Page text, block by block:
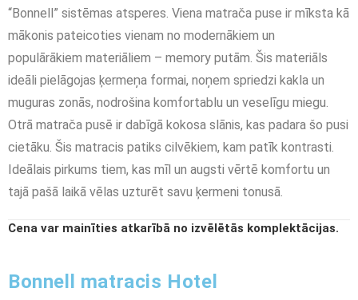
“Bonnell” sistēmas atsperes. Viena matrača puse ir mīksta kā
mākonis pateicoties vienam no modernākiem un
populārākiem materiāliem – memory putām. Šis materiāls
ideāli pielāgojas ķermeņa formai, noņem spriedzi kakla un
muguras zonās, nodrošina komfortablu un veselīgu miegu.
Otrā matrača pusē ir dabīgā kokosa slānis, kas padara šo pusi
cietāku. Šis matracis patiks cilvēkiem, kam patīk kontrasti.
Ideālais pirkums tiem, kas mīl un augsti vērtē komfortu un
tajā pašā laikā vēlas uzturēt savu ķermeni tonusā.
Cena var mainīties atkarībā no izvēlētās komplektācijas.
Bonnell matracis Hotel